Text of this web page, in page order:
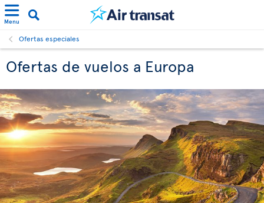
Menu
Ofertas especiales
Ofertas de vuelos a Europa